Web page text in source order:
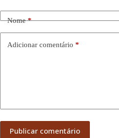
Nome*
Adicionar comentário *
Publicar comentário